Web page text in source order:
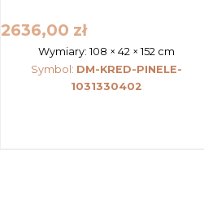
2636,00 zł
Wymiary:108 × 42 × 152 cm
Symbol: DM-KRED-PINELE-
1031330402